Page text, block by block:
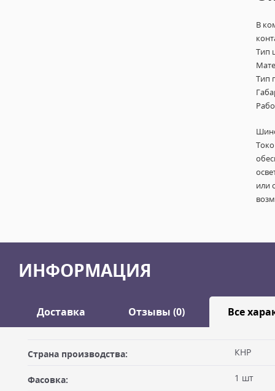
В
Тип
Тип
или
ИНФОРМАЦИЯ
Доставка Отзывы (0) Все
ДОСТАВКА
Самовывоз из офиса
Оставить отзыв
Ваше имя
Страна производства: КНР
Фасовка: 1 шт